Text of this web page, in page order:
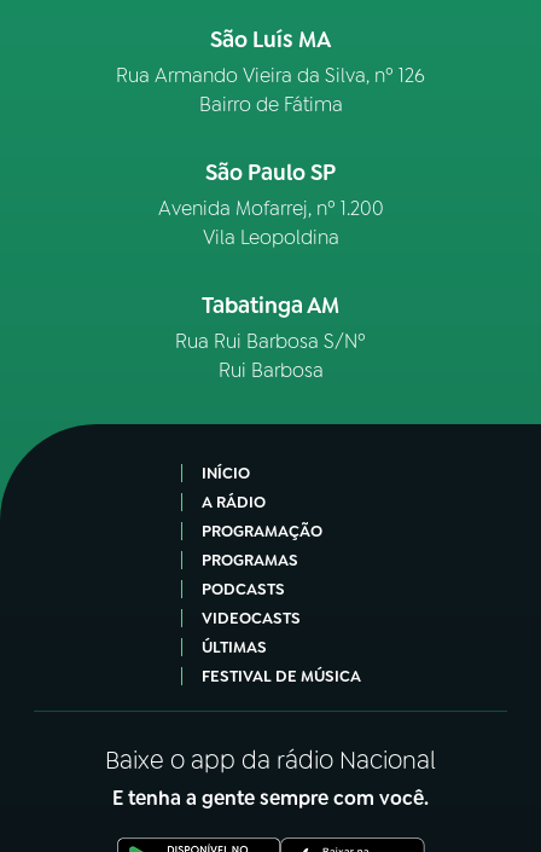
São Luís MA
Rua Armando Vieira da Silva, nº 126
Bairro de Fátima
São Paulo SP
Avenida Mofarrej, nº 1.200
Vila Leopoldina
Tabatinga AM
Rua Rui Barbosa S/Nº
Rui Barbosa
INÍCIO
A RÁDIO
PROGRAMAÇÃO
PROGRAMAS
PODCASTS
VIDEOCASTS
ÚLTIMAS
FESTIVAL DE MÚSICA
Baixe o app da rádio Nacional
E tenha a gente sempre com você.